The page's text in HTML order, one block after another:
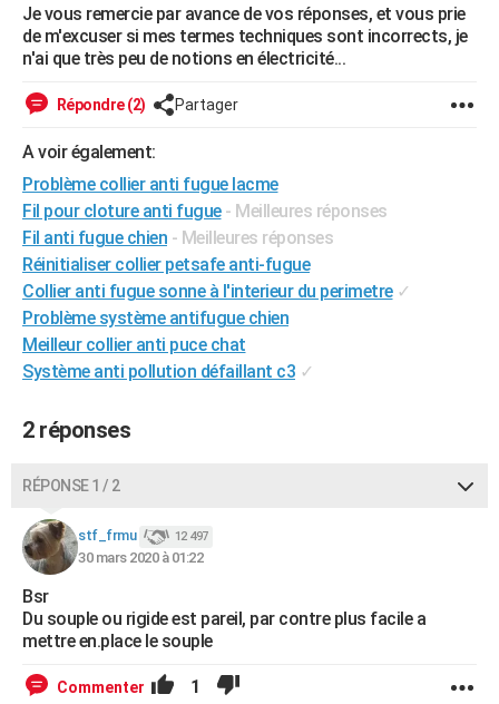
S'inscrire
Se connecter
Lycées
Collèges
Primaires
Universités
Entreprises
Service militaire
Avis de recherche
AVIS DE DÉCÈS
FORUM
Bricolage
Lifestyle
Culture
Sport
Auto
Television
Voyage
Cinema
Je vous remercie par avance de vos réponses, et vous prie
de m'excuser si mes termes techniques sont incorrects, je
n'ai que très peu de notions en électricité...
Répondre (2) Partager
A voir également:
Problème collier anti fugue lacme
Fil pour cloture anti fugue - Meilleures réponses
Fil anti fugue chien - Meilleures réponses
Réinitialiser collier petsafe anti-fugue
Collier anti fugue sonne à l'interieur du perimetre ✓
Problème système antifugue chien
Meilleur collier anti puce chat
Système anti pollution défaillant c3 ✓
2 réponses
RÉPONSE 1 / 2
stf_frmu 12 497
30 mars 2020 à 01:22
Bsr
Du souple ou rigide est pareil, par contre plus facile a
mettre en.place le souple
Commenter 1